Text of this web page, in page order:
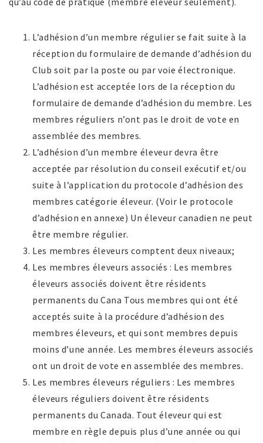
L’adhésion d’un membre régulier se fait suite à la
réception du formulaire de demande d’adhésion du
Club soit par la poste ou par voie électronique.
L’adhésion est acceptée lors de la réception du
formulaire de demande d’adhésion du membre. Les
membres réguliers n’ont pas le droit de vote en
assemblée des membres.
L’adhésion d’un membre éleveur devra être
acceptée par résolution du conseil exécutif et/ou
suite à l’application du protocole d’adhésion des
membres catégorie éleveur. (Voir le protocole
d’adhésion en annexe) Un éleveur canadien ne peut
être membre régulier.
Les membres éleveurs comptent deux niveaux;
Les membres éleveurs associés : Les membres
éleveurs associés doivent être résidents
permanents du Cana Tous membres qui ont été
acceptés suite à la procédure d’adhésion des
membres éleveurs, et qui sont membres depuis
moins d’une année. Les membres éleveurs associés
ont un droit de vote en assemblée des membres.
Les membres éleveurs réguliers : Les membres
éleveurs réguliers doivent être résidents
permanents du Canada. Tout éleveur qui est
membre en règle depuis plus d’une année ou qui